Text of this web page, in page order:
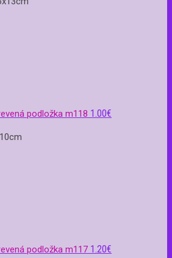
podložka m118 1.00€
podložka m117 1.20€